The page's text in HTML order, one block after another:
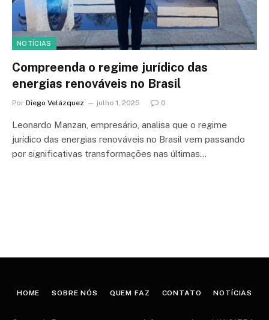
NOTÍCIAS
Compreenda o regime jurídico das
energias renováveis no Brasil
Por Diego Velázquez julho 1, 2025 0
Leonardo Manzan, empresário, analisa que o regime
jurídico das energias renováveis no Brasil vem passando
por significativas transformações nas últimas…
HOME SOBRE NÓS QUEM FAZ CONTATO NOTÍCIAS